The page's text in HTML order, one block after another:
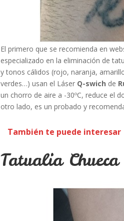
El primero que se recomienda en
especializado en la eliminación de
y tonos cálidos (rojo, naranja,
verdes…) usan el Láser Q-swich de
un chorro de aire a -30ºC, reduce el
otro lado, es un probado y
También te puede interesar
Tatualia Chueca